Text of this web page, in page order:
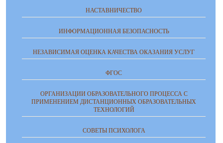
НАСТАВНИЧЕСТВО
ИНФОРМАЦИОННАЯ БЕЗОПАСНОСТЬ
НЕЗАВИСИМАЯ ОЦЕНКА КАЧЕСТВА ОКАЗАНИЯ УСЛУГ
ФГОС
ОРГАНИЗАЦИИ ОБРАЗОВАТЕЛЬНОГО ПРОЦЕССА С
ПРИМЕНЕНИЕМ ДИСТАНЦИОННЫХ ОБРАЗОВАТЕЛЬНЫХ
ТЕХНОЛОГИЙ
СОВЕТЫ ПСИХОЛОГА